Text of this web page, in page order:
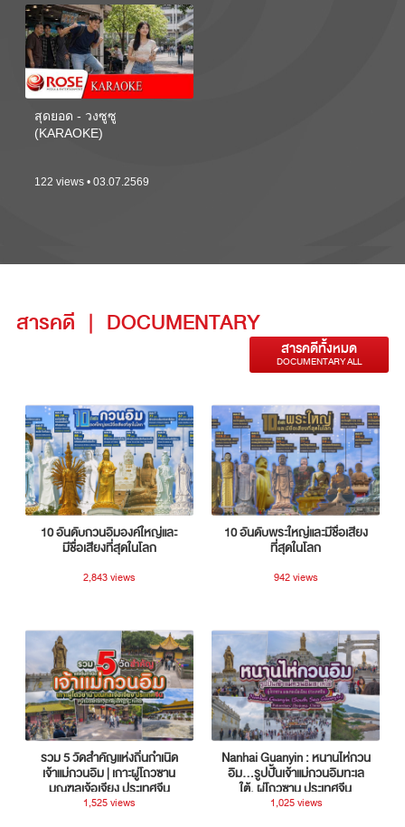
สุดยอด - วงซูซู
(KARAOKE)
122 views • 03.07.2569
สารคดี | DOCUMENTARY
สารคดีทั้งหมด
DOCUMENTARY ALL
10 อันดับกวนอิมองค์ใหญ่และ
มีชื่อเสียงที่สุดในโลก
2,843 views
10 อันดับพระใหญ่และมีชื่อเสียง
ที่สุดในโลก
942 views
รวม 5 วัดสำคัญแห่งถิ่นกำเนิด
เจ้าแม่กวนอิม | เกาะผู่โถวซาน
มณฑลเจ้อเจียง ประเทศจีน
1,525 views
Nanhai Guanyin : หนานไห่กวน
อิม...รูปปั้นเจ้าแม่กวนอิมทะเล
ใต้, ผู่โถวซาน ประเทศจีน
1,025 views